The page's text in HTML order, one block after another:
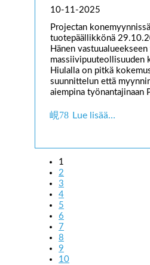
10-11-2025
Projectan
tuotepäällikkönä
Hänen
massiivipuuteollisuuden
Hiulalla on pitkä
suunnittelun että
aiempina työnantajinaan
Lue lisää…
1
2
3
4
5
6
7
8
9
10